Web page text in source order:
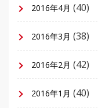
2016年4月 (40)
2016年3月 (38)
2016年2月 (42)
2016年1月 (40)